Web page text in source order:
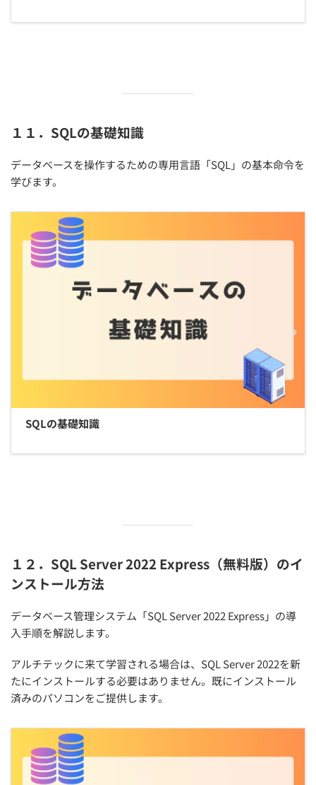
１１．SQLの基礎知識
データベースを操作するための専用言語「SQL」の基本命令を
学びます。
SQLの基礎知識
１２．SQL Server 2022 Express（無料版）のイ
ンストール方法
データベース管理システム「SQL Server 2022 Express」の導
入手順を解説します。
アルチテックに来て学習される場合は、SQL Server 2022を新
たにインストールする必要はありません。既にインストール
済みのパソコンをご提供します。